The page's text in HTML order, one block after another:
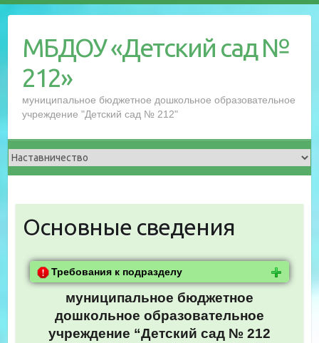
содержимому
МБДОУ «Детский сад №
212»
муниципальное бюджетное дошкольное образовательное
учреждение "Детский сад № 212"
Основные сведения
Требования к подразделу
муниципальное бюджетное
дошкольное образовательное
учреждение “Детский сад № 212